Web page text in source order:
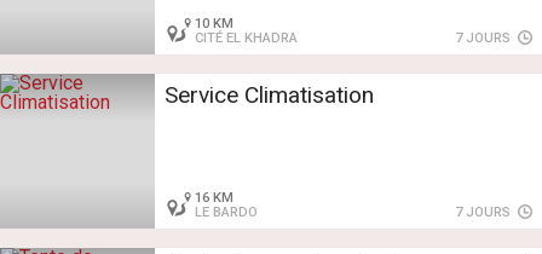
10 KM
CITÉ EL KHADRA
7 JOURS
Service Climatisation
16 KM
LE BARDO
7 JOURS